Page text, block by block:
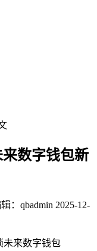
数字钱包新
：qbadmin 2025-12-
未来数字钱包